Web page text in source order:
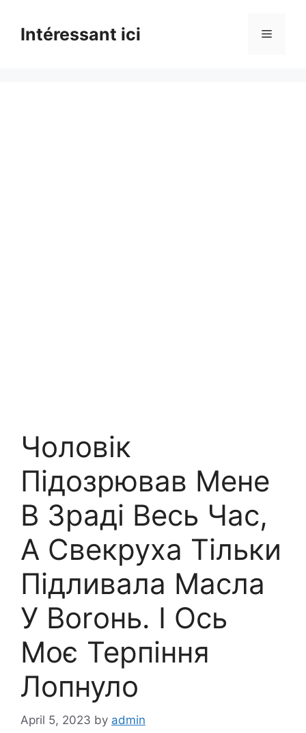
contentIntéressant ici Menu
Чоловік
Підозрював Мене
В Зраді Весь Час,
А Свекруха Тільки
Підливала Масла
У Воrонь. І Ось
Моє Терпіння
Лопнуло
April 5, 2023 by admin